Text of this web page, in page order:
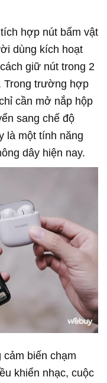
hợp nút bấm vật
dùng kích hoạt
giữ nút trong 2
Trong trường hợp
cần mở nắp hộp
sang chế độ
là một tính năng
dây hiện nay.
biến chạm
khiển nhạc, cuộc